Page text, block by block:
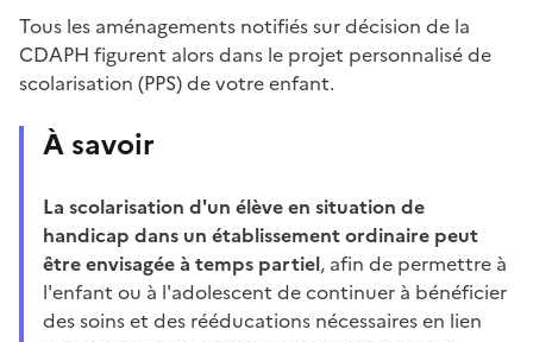
Tous les aménagements notifiés sur décision de la
CDAPH figurent alors dans le projet personnalisé de
scolarisation (PPS) de votre enfant.
À savoir
La scolarisation d'un élève en situation de
handicap dans un établissement ordinaire peut
être envisagée à temps partiel, afin de permettre à
l'enfant ou à l'adolescent de continuer à bénéficier
des soins et des rééducations nécessaires en lien